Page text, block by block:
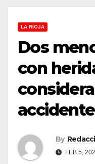
LA RIOJA
Dos
con
By
FEB 5,